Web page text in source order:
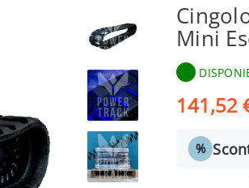
Mini
141,52
%